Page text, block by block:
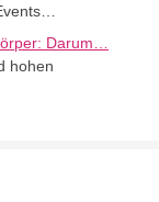
Darum…
hohen